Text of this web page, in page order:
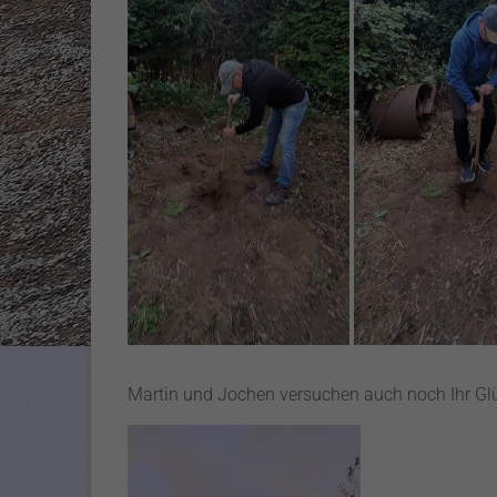
Martin und Jochen versuchen auch noch Ihr